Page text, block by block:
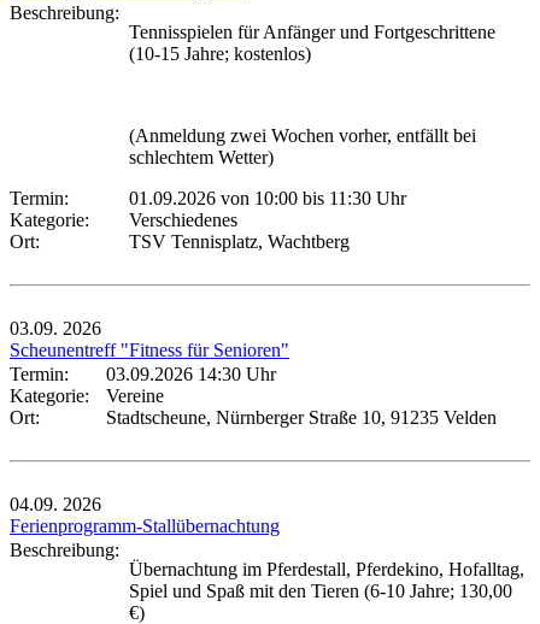
Beschreibung:
Tennisspielen für Anfänger und Fortgeschrittene
(10-15 Jahre; kostenlos)
(Anmeldung zwei Wochen vorher, entfällt bei
schlechtem Wetter)
Termin:
01.09.2026 von 10:00 bis 11:30 Uhr
Kategorie:
Verschiedenes
Ort:
TSV Tennisplatz, Wachtberg
03.09. 2026
Scheunentreff "Fitness für Senioren"
Termin:
03.09.2026 14:30 Uhr
Kategorie:
Vereine
Ort:
Stadtscheune, Nürnberger Straße 10, 91235 Velden
04.09. 2026
Ferienprogramm-Stallübernachtung
Beschreibung:
Übernachtung im Pferdestall, Pferdekino, Hofalltag,
Spiel und Spaß mit den Tieren (6-10 Jahre; 130,00
€)